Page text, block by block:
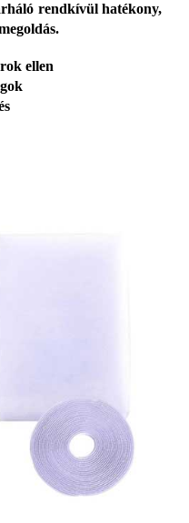
rendkívül hatékony,
ellen